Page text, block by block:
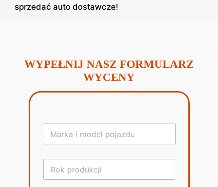
sprzedać auto dostawcze!
WYPEŁNIJ NASZ FORMULARZ
WYCENY